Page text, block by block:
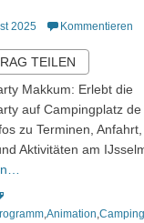
2025 Kommentieren
TEILEN
Makkum: Erlebt die
auf Campingplatz de
zu Terminen,
Aktivitäten am
Animation Camping